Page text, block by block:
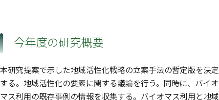
今年度の研究概要
本研究提案で示した地域活性化戦略の立案手法の暫定版を決定
する。地域活性化の要素に関する議論を行う。同時に、バイオ
マス利用の既存事例の情報を収集する。バイオマス利用と地域